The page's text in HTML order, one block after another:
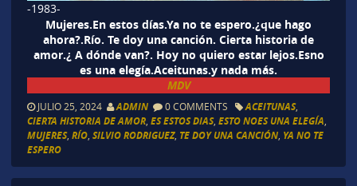
-1983-
Mujeres.En estos días.Ya no te espero.¿que hago
ahora?.Río. Te doy una canción. Cierta historia de
amor.¿ A dónde van?. Hoy no quiero estar lejos.Esno
es una elegía.Aceitunas.y nada más.
MDV
JULIO 25, 2024 ADMIN 0 COMMENTS ACEITUNAS,
CIERTA HISTORIA DE AMOR, ES ESTOS DIAS, ESTO NOES UNA ELEGÍA
MUJERES, RÍO, SILVIO RODRIGUEZ, TE DOY UNA CANCIÓN, YA NO TE
ESPERO